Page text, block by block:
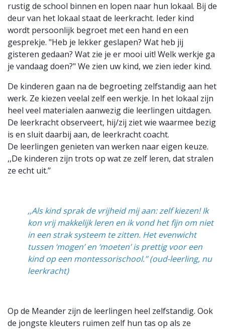
rustig de school binnen en lopen naar hun lokaal. Bij de
deur van het lokaal staat de leerkracht. Ieder kind
wordt persoonlijk begroet met een hand en een
gesprekje. "Heb je lekker geslapen? Wat heb jij
gisteren gedaan? Wat zie je er mooi uit! Welk werkje ga
je vandaag doen?" We zien uw kind, we zien ieder kind.
De kinderen gaan na de begroeting zelfstandig aan het
werk. Ze kiezen veelal zelf een werkje. In het lokaal zijn
heel veel materialen aanwezig die leerlingen uitdagen.
De leerkracht observeert, hij/zij ziet wie waarmee bezig
is en sluit daarbij aan, de leerkracht coacht.
De leerlingen genieten van werken naar eigen keuze.
,,De kinderen zijn trots op wat ze zelf leren, dat stralen
ze echt uit.’’
,,Als kind sprak de vrijheid mij aan: zelf kiezen! Ik
kon vrij makkelijk leren en ik vond het fijn om niet
in een strak systeem te zitten. Het evenwicht
tussen ‘mogen’ en ‘moeten’ is prettig voor een
kind op een montessorischool.’’ (oud-leerling, nu
leerkracht)
Op de Meander zijn de leerlingen heel zelfstandig. Ook
de jongste kleuters ruimen zelf hun tas op als ze